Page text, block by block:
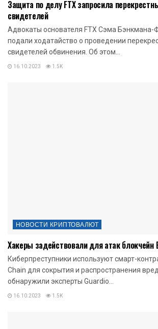
Защита по делу FTX запросила
свидетелей
Адвокаты основателя FTX Сэма Бэнкмана-
подали ходатайство о проведении
свидетелей обвинения. Об этом...
16.10.2023 1.5K
НОВОСТИ КРИПТОВАЛЮТ
Хакеры задействовали для атак блокчейн
Киберпреступники используют смарт-
Chain для сокрытия и распространения
обнаружили эксперты Guardio...
16.10.2023 1.5K